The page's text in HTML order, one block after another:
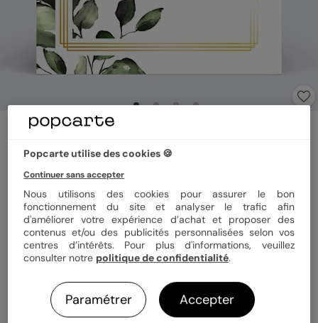
Invitation anniversaire mariage
Format 14x14 cm plié
8 cartes
Popcarte utilise des cookies 🍪
Continuer sans accepter
Nous utilisons des cookies pour assurer le bon
fonctionnement du site et analyser le trafic afin
d'améliorer votre expérience d’achat et proposer des
contenus et/ou des publicités personnalisées selon vos
centres d’intérêts. Pour plus d'informations, veuillez
consulter notre politique de confidentialité.
Paramétrer Accepter